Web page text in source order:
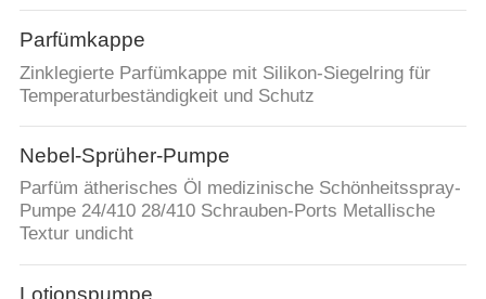
Parfümkappe
Zinklegierte Parfümkappe mit Silikon-Siegelring für
Temperaturbeständigkeit und Schutz
Nebel-Sprüher-Pumpe
Parfüm ätherisches Öl medizinische Schönheitsspray-
Pumpe 24/410 28/410 Schrauben-Ports Metallische
Textur undicht
Lotionspumpe